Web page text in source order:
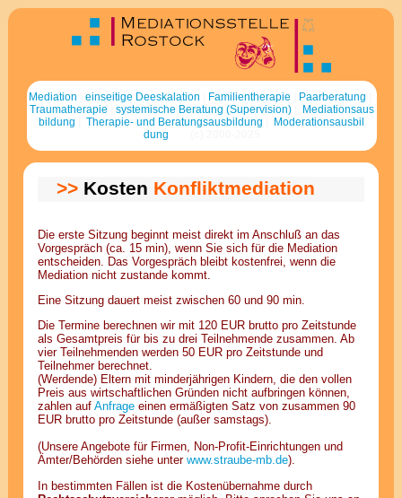
systemische Therapie
Supervision
Mediationsausbildung
Mediation |einseitige Deeska lation Familientherapie Paarberatung
Traumatherapie systemische Beratung (Supervision)| Mediationsaus
bildung |Therapie- und Beratungsausbildung Moderationsausbil
dung
>> Kosten Konfliktmediation
Die erste Sitzung beginnt meist direkt im Anschluß an das
Vorgespräch (ca. 15 min), wenn Sie sich für die Mediation
entscheiden. Das Vorgespräch bleibt kostenfrei, wenn die
Mediation nicht zustande kommt.
Eine Sitzung dauert meist zwischen 60 und 90 min.
Die Termine berechnen wir mit 120 EUR brutto pro Zeitstunde
als Gesamtpreis für bis zu drei Teilnehmende zusammen. Ab
vier Teilnehmenden werden 50 EUR pro Zeitstunde und
Teilnehmer berechnet.
(Werdende) Eltern mit minderjährigen Kindern, die den vollen
Preis aus wirtschaftlichen Gründen nicht aufbringen können,
zahlen auf Anfrage einen ermäßigten Satz von zusammen 90
EUR brutto pro Zeitstunde (außer samstags).
(Unsere Angebote für Firmen, Non-Profit-Einrichtungen und
Ämter/Behörden siehe unter www.straube-mb.de).
In bestimmten Fällen ist die Kostenübernahme durch